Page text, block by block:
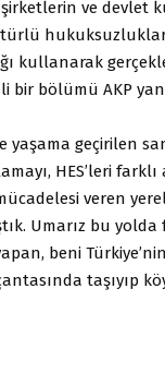
şirketlerin ve devlet
kullanarak
bir bölümü AKP
yaşama geçirilen
HES’leri
veren
Umarız bu
beni
taşıyıp